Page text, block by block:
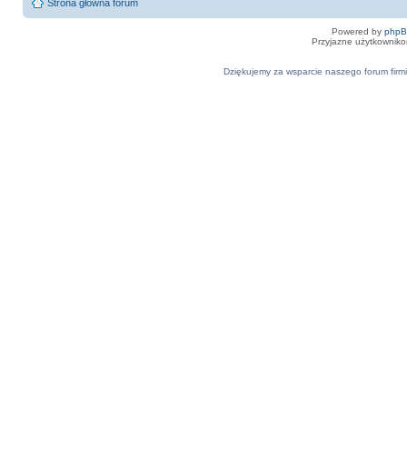
Strona główna forum
Powered by
Przyjazne
Dziękujemy za wsparcie naszego forum